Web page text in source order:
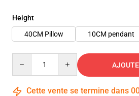
Height
40CM Pillow
10CM pendant
Cette vente se termine dans